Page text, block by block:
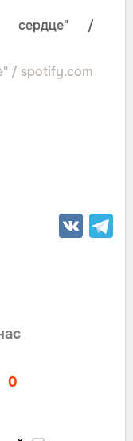
/ spotify.com
0